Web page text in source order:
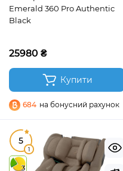
Emerald 360 Pro Authentic
Black
25980 ₴
Купити
684 на бонусний рахунок
5
1
3